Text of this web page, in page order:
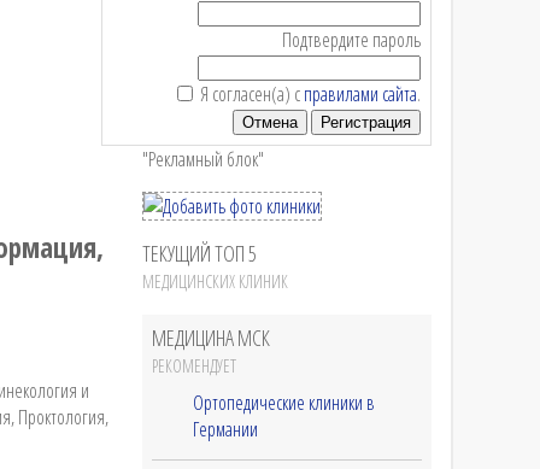
Подтвердите пароль
Я согласен(а) справилами сайта.
Отмена Регистрация
и
Проктология,
"Рекламный блок"
ТЕКУЩИЙ ТОП 5
МЕДИЦИНСКИХ КЛИНИК
МЕДИЦИНА МСК
РЕКОМЕНДУЕТ
Ортопедические клиники в
Германии